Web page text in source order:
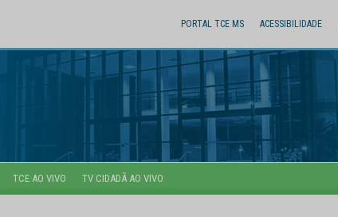
PORTAL TCE MS ACESSIBILIDADE
TCE AO VIVO TV CIDADÃ AO VIVO